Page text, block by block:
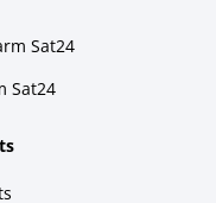
Sat24
Sat24